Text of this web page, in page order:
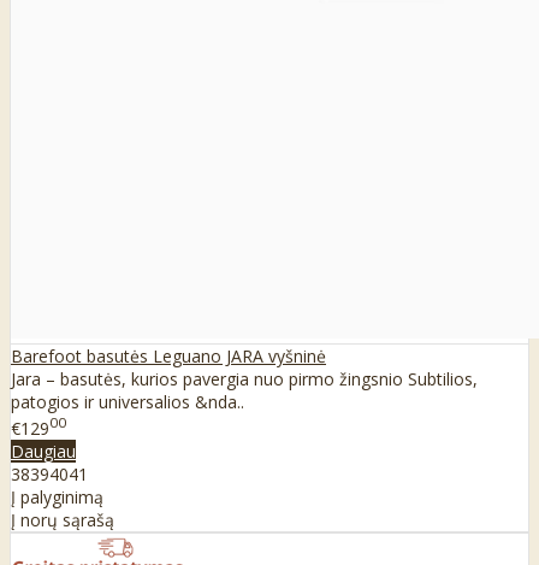
Barefoot basutės Leguano JARA vyšninė
Jara – basutės, kurios pavergia nuo pirmo žingsnio Subtilios,
patogios ir universalios &nda..
€12900
Daugiau
38394041
Į palyginimą
Į norų sąrašą